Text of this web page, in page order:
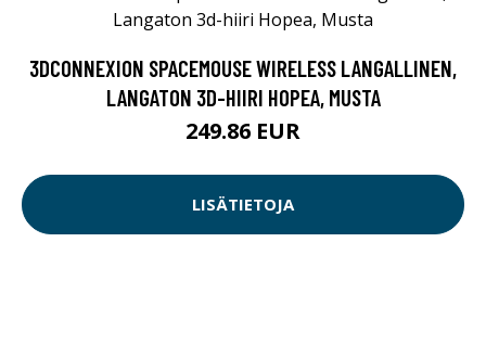
3DCONNEXION SPACEMOUSE WIRELESS LANGALLINEN,
LANGATON 3D-HIIRI HOPEA, MUSTA
249.86 EUR
LISÄTIETOJA